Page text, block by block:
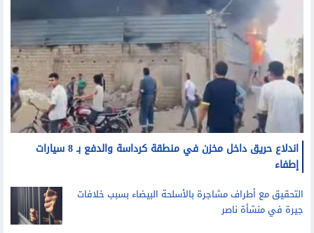
اندلاع حريق داخل مخزن في منطقة كرداسة والدفع بـ 8 سيارات
إطفاء
التحقيق مع أطراف مشاجرة بالأسلحة البيضاء بسبب خلافات
جيرة في منشأة ناصر